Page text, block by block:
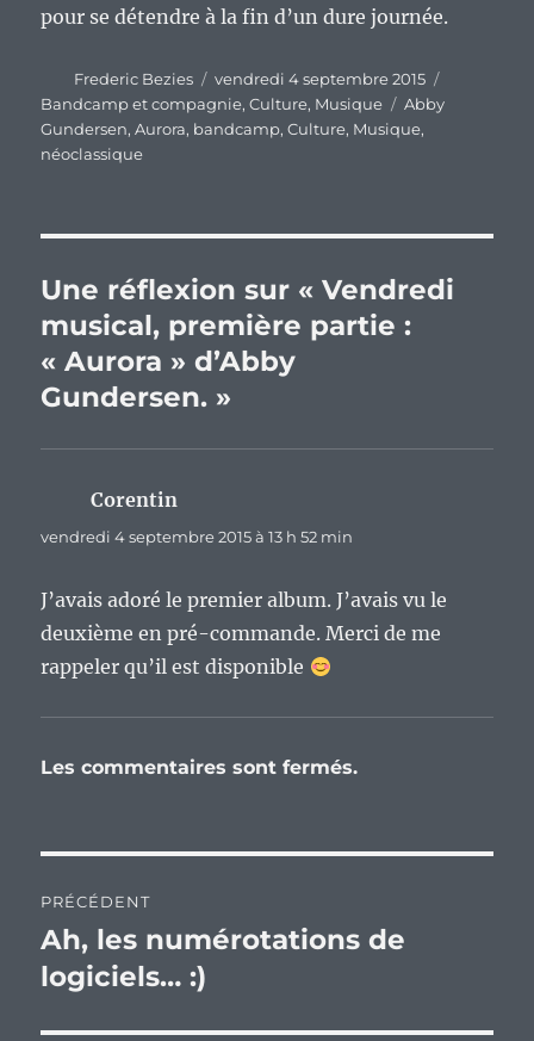
pour se détendre à la fin d’un dure journée.
Auteur
Frederic Bezies
Publié
le
vendredi 4 septembre 2015
Bandcamp et compagnie,Culture, Musique Étiquettes
Abby
Gundersen,Aurora, bandcamp,Culture, Musique,
néoclassique
Une réflexion sur « Vendredi
musical, première partie :
« Aurora » d’Abby
Gundersen. »
Corentin
vendredi 4 septembre 2015 à 13 h 52 min
J’avais adoré le premier album. J’avais vu le
deuxième en pré-commande. Merci de me
rappeler qu’il est disponible
Les commentaires sont fermés.
de
l’article
PRÉCÉDENT
Publication
précédente :
Ah, les numérotations de
logiciels… :)